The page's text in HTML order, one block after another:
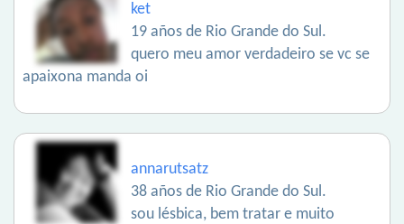
ket
19 años de Rio Grande do Sul.
quero meu amor verdadeiro se vc se
apaixona manda oi
annarutsatz
38 años de Rio Grande do Sul.
sou lésbica, bem tratar e muito